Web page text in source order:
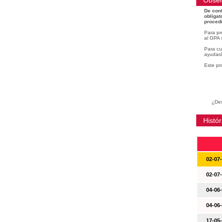
De
Para
al GPA
Para
Este
02-
02-
04-
04-
17-